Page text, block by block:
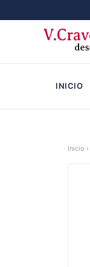
INICIO
Inicio ›